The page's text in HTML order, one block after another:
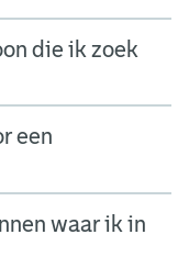
die ik zoek
een
waar ik in